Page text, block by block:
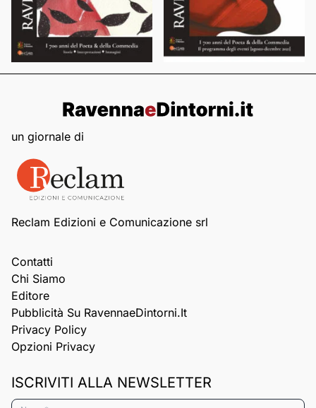
un giornale di
Reclam Edizioni e Comunicazione srl
Contatti
Chi Siamo
Editore
Pubblicità Su RavennaeDintorni.it
Privacy Policy
Opzioni Privacy
ISCRIVITI ALLA NEWSLETTER
Nome*